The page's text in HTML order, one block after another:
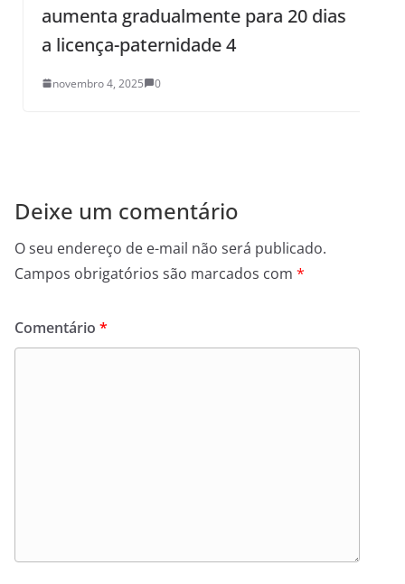
aumenta gradualmente para 20 dias
a licença-paternidade 4
novembro 4, 2025 0
Deixe um comentário
O seu endereço de e-mail não será publicado.
Campos obrigatórios são marcados com *
Comentário *